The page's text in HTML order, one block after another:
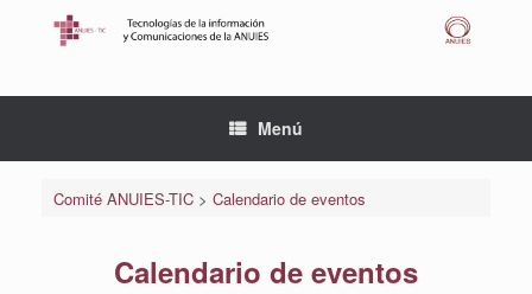
Menú
Comité ANUIES-TIC> Calendario de eventos
Calendario de eventos